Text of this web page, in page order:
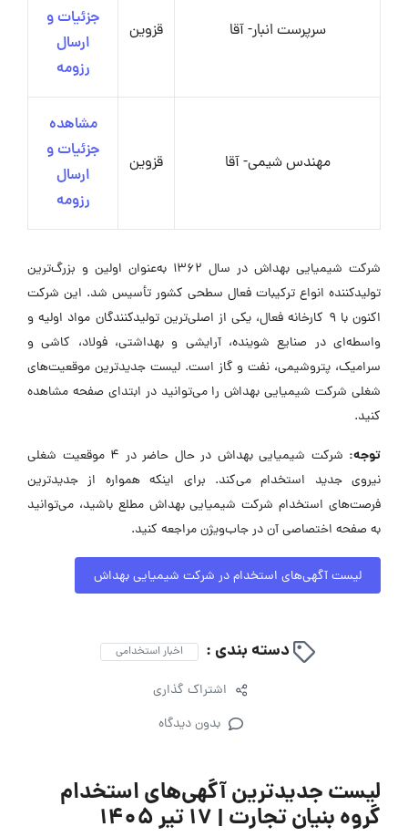
سرپرست انبار- آقا قزوین
جزئیات و
ارسال
رزومه
مهندس شیمی- آقا قزوین
مشاهده
جزئیات و
ارسال
رزومه
شرکت شیمیایی بهداش در سال ۱۳۶۲ به‌عنوان اولین و بزرگ‌ترین
تولیدکننده انواع ترکیبات فعال سطحی کشور تأسیس شد. این شرکت
اکنون با ۹ کارخانه فعال، یکی از اصلی‌ترین تولیدکنندگان مواد اولیه و
واسطه‌ای در صنایع شوینده، آرایشی و بهداشتی، فولاد، کاشی و
سرامیک، پتروشیمی، نفت و گاز است. لیست جدیدترین موقعیت‌های
شغلی شرکت شیمیایی بهداش را می‌توانید در ابتدای صفحه مشاهده
کنید.
توجه:
شرکت شیمیایی بهداش در حال حاضر در ۴ موقعیت شغلی
نیروی جدید استخدام می‌کند. برای اینکه همواره از جدیدترین
فرصت‌های استخدام شرکت شیمیایی بهداش مطلع باشید، می‌توانید
به صفحه اختصاصی آن در جاب‌ویژن مراجعه کنید.
لیست آگهی‌های استخدام در شرکت شیمیایی بهداش
دسته بندی : اخبار استخدامی
اشتراک گذاری
بدون دیدگاه
لیست جدیدترین آگهی‌های استخدام
گروه بنیان تجارت | ۱۷ تیر ۱۴۰۵